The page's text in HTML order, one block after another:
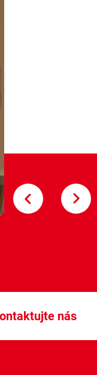
nás